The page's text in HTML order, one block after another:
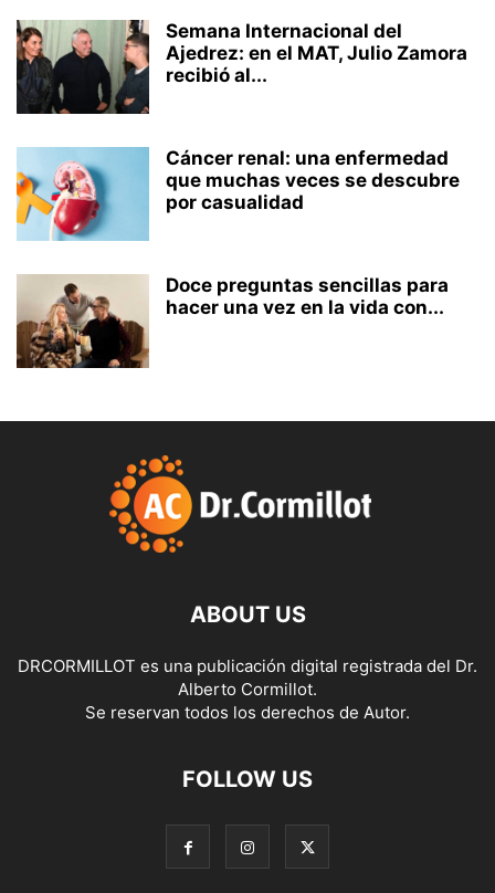
Semana Internacional del
Ajedrez: en el MAT, Julio Zamora
recibió al...
Cáncer renal: una enfermedad
que muchas veces se descubre
por casualidad
Doce preguntas sencillas para
hacer una vez en la vida con...
ABOUT US
DRCORMILLOT es una publicación digital registrada del Dr.
Alberto Cormillot.
Se reservan todos los derechos de Autor.
FOLLOW US